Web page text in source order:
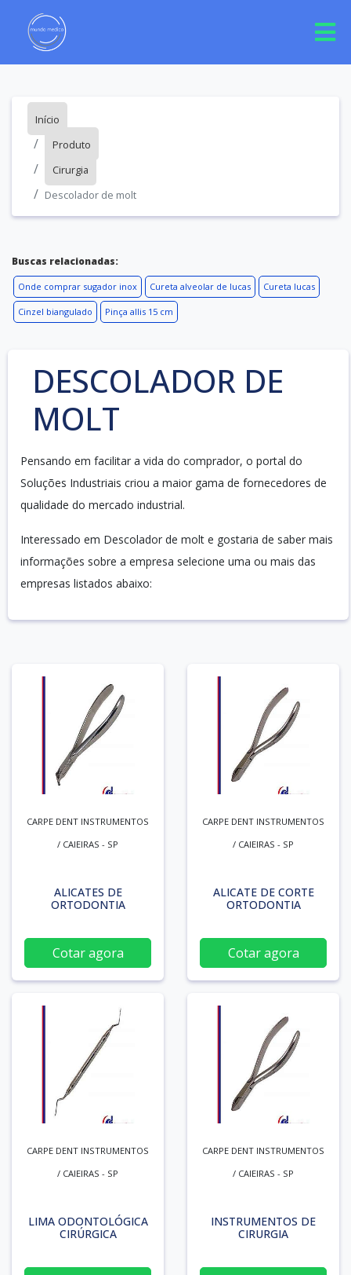
Início
Produto
Cirurgia
Descolador de molt
Buscas relacionadas:
Onde comprar sugador inox Cureta alveolar de lucas Cureta lucas
Cinzel biangulado Pinça allis 15 cm
DESCOLADOR DE
MOLT
Pensando em facilitar a vida do comprador, o portal do
Soluções Industriais criou a maior gama de fornecedores de
qualidade do mercado industrial.
Interessado em Descolador de molt e gostaria de saber mais
informações sobre a empresa selecione uma ou mais das
empresas listados abaixo:
CARPE DENT INSTRUMENTOS
/ CAIEIRAS - SP
ALICATES DE
ORTODONTIA
Cotar agora
CARPE DENT INSTRUMENTOS
/ CAIEIRAS - SP
ALICATE DE CORTE
ORTODONTIA
Cotar agora
CARPE DENT INSTRUMENTOS
/ CAIEIRAS - SP
LIMA ODONTOLÓGICA
CIRÚRGICA
CARPE DENT INSTRUMENTOS
/ CAIEIRAS - SP
INSTRUMENTOS DE
CIRURGIA